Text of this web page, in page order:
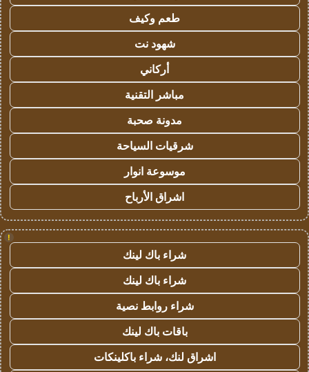
طعم وكيف
شهود نت
أركاني
مباشر التقنية
مدونة صحبة
شرقيات السياحة
موسوعة انوار
اشراق الأرباح
!
شراء باك لينك
شراء باك لينك
شراء روابط نصية
باقات باك لينك
اشراق لنك، شراء باكلينكات